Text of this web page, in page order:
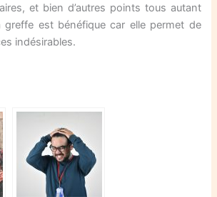
et bien d’autres points tous autant
greffe est bénéfique car elle permet de
indésirables.